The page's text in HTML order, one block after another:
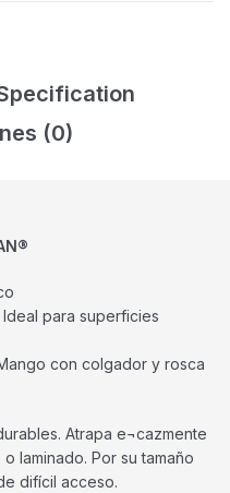
(0)
®
para superficies
con colgador y rosca
Atrapa e¬cazmente
laminado. Por su tamaño
difícil acceso.